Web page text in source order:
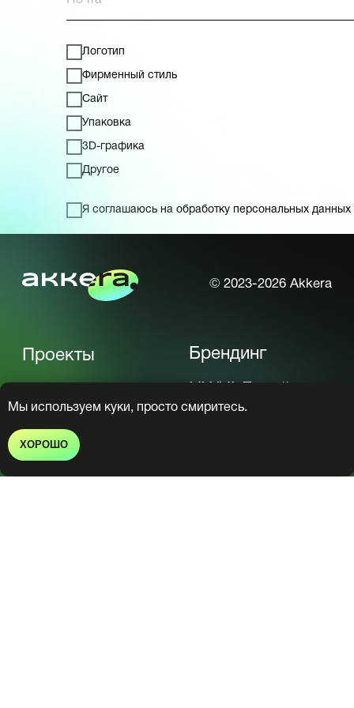
Мы используем куки, просто смиритесь.
ХОРОШО
Логотип
Фирменный стиль
Сайт
Упаковка
3D-графика
Другое
Я соглашаюсь на обработку персональных данных
Политика конфиденциальности
info@chvikovsky.com
+7 (933) 338-38-76
Красноярск, ул.
chikovsky